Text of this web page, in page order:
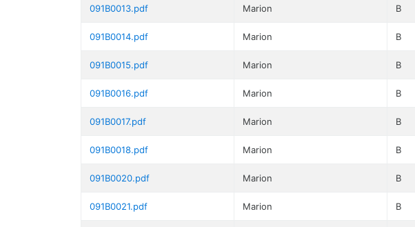
091B0013.pdf Marion B
091B0014.pdf Marion B
091B0015.pdf Marion B
091B0016.pdf Marion B
091B0017.pdf Marion B
091B0018.pdf Marion B
091B0020.pdf Marion B
091B0021.pdf Marion B